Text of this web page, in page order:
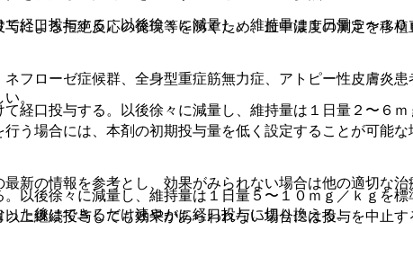
よる拒絶反応の発現等を防ぐため、血中濃度の測定を移
ローゼ症候群、全身型重症筋無力症、アトピー性皮膚炎
。
場合には、本剤の初期投与量を低く設定することが可能
の情報を参考とし、効果がみられない場合は他の適切な治
継続投与しても効果があらわれない場合には投与を中止
経口投与する。以後徐々に減量し、維持量は１日量５〜１
経口投与する。以後徐々に減量し、維持量は１日量２〜６
以後徐々に減量し、維持量は１日量５〜１０ｍｇ／ｋｇを
た後はできるだけ速やかに経口投与に切り換える。